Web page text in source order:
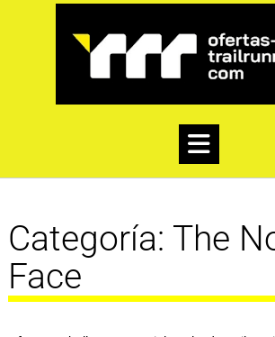
Categoría: The
Face